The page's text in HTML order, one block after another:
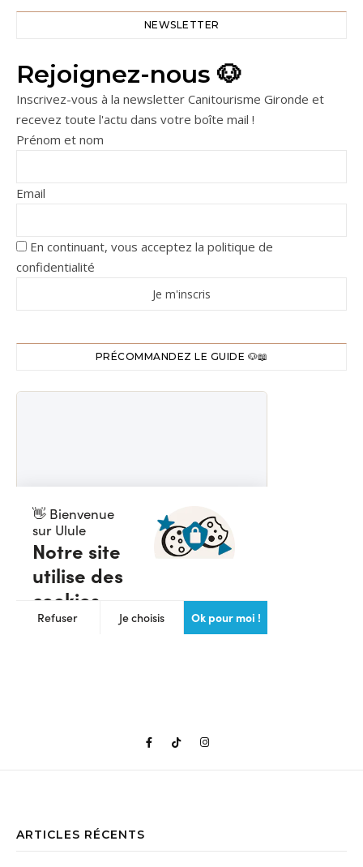
NEWSLETTER
Rejoignez-nous 🐶
Inscrivez-vous à la newsletter Canitourisme Gironde et
recevez toute l'actu dans votre boîte mail !
Prénom et nom
Email
En continuant, vous acceptez la politique de
confidentialité
PRÉCOMMANDEZ LE GUIDE 🐶📖
ARTICLES RÉCENTS